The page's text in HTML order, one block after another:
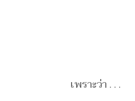
เพราะว่า . . .